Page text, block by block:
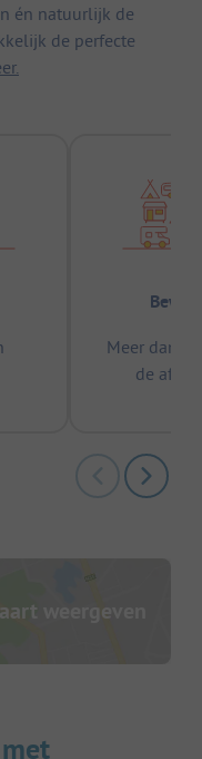
én natuurlijk de
de perfecte
Meer dan
de
weergeven